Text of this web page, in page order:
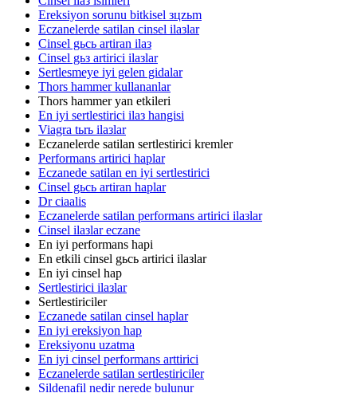
Ereksiyon sorunu bitkisel зцzьm
Eczanelerde satilan cinsel ilaзlar
Cinsel gьcь artiran ilaз
Cinsel gьз artirici ilaзlar
Sertlesmeye iyi gelen gidalar
Thors hammer kullananlar
Thors hammer yan etkileri
En iyi sertlestirici ilaз hangisi
Viagra tьrь ilaзlar
Eczanelerde satilan sertlestirici kremler
Performans artirici haplar
Eczanede satilan en iyi sertlestirici
Cinsel gьcь artiran haplar
Dr ciaalis
Eczanelerde satilan performans artirici ilaзlar
Cinsel ilaзlar eczane
En iyi performans hapi
En etkili cinsel gьcь artirici ilaзlar
En iyi cinsel hap
Sertlestirici ilaзlar
Sertlestiriciler
Eczanede satilan cinsel haplar
En iyi ereksiyon hap
Ereksiyonu uzatma
En iyi cinsel performans arttirici
Eczanelerde satilan sertlestiriciler
Sildenafil nedir nerede bulunur